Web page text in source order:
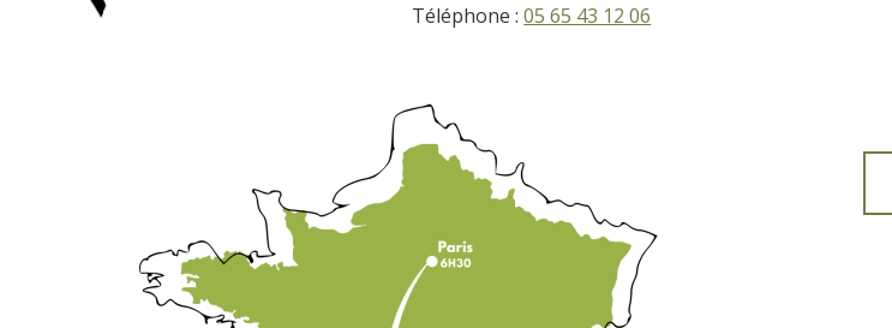
Téléphone :05 65 43 12 06